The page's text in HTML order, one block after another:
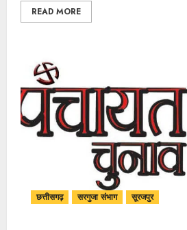
READ MORE
छत्तीसगढ़ सरगुजा संभाग सूरजपुर